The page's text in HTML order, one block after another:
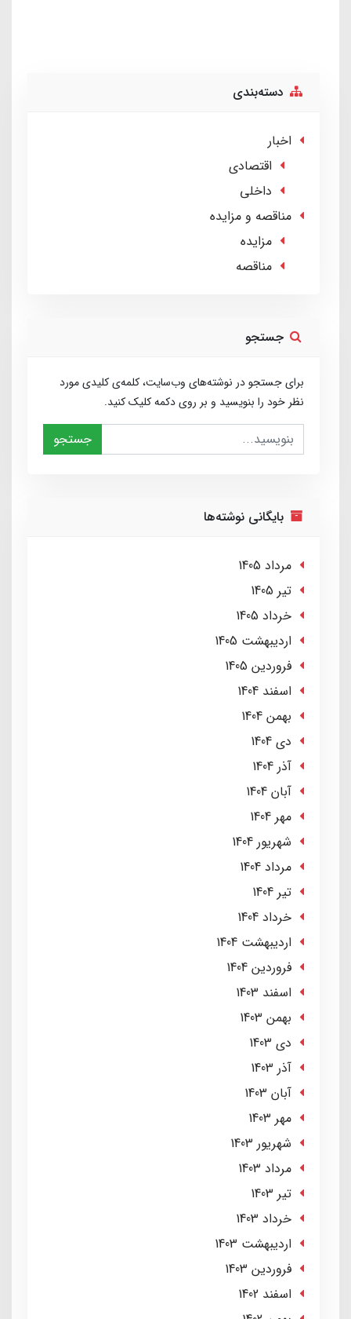
دسته‌بندی
اخبار
اقتصادی
داخلی
مناقصه و مزایده
مزایده
مناقصه
جستجو
برای جستجو در نوشته‌های وب‌سایت، کلمه‌ی کلیدی مورد
نظر خود را بنویسید و بر روی دکمه کلیک کنید.
جستجو
بایگانی نوشته‌ها
مرداد 1405
تير 1405
خرداد 1405
ارديبهشت 1405
فروردین 1405
اسفند 1404
بهمن 1404
دی 1404
آذر 1404
آبان 1404
مهر 1404
شهریور 1404
مرداد 1404
تير 1404
خرداد 1404
ارديبهشت 1404
فروردین 1404
اسفند 1403
بهمن 1403
دی 1403
آذر 1403
آبان 1403
مهر 1403
شهریور 1403
مرداد 1403
تير 1403
خرداد 1403
ارديبهشت 1403
فروردین 1403
اسفند 1402